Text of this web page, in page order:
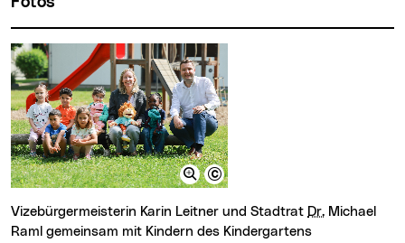
Vizebürgermeisterin Karin Leitner und Stadtrat Dr. Michael
Raml gemeinsam mit Kindern des Kindergartens